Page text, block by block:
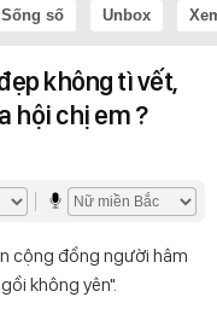
Sống số Unbox
không tì vết,
hội chị em ?
cộng đồng người hâm
không yên".